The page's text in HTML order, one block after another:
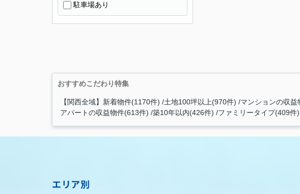
駐車場あり
おすすめこだわり特集
【関西全域】新着物件(1170件) 土地100坪以上(970件) マンションの収益
アパートの収益物件(613件) 築10年以内(426件) ファミリータイプ(409件)
エリア別